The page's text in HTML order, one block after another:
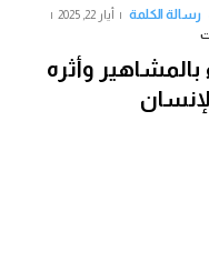
رسالة الكلمة
أيار 22, 2025
بالمشاهير وأثره